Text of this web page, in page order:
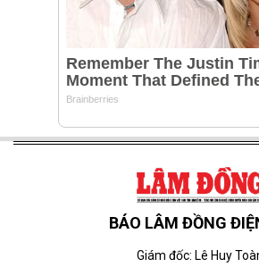
BÁO LÂM ĐỒNG
Giám đốc: Lê Huy